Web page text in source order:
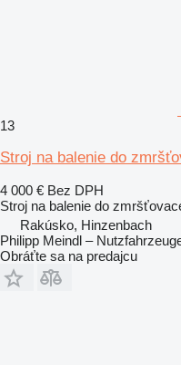
13
Stroj na balenie do
4 000 € Bez DPH
Stroj na balenie do
Rakúsko, Hinzenbach
Philipp Meindl –
Obráťte sa na predajcu